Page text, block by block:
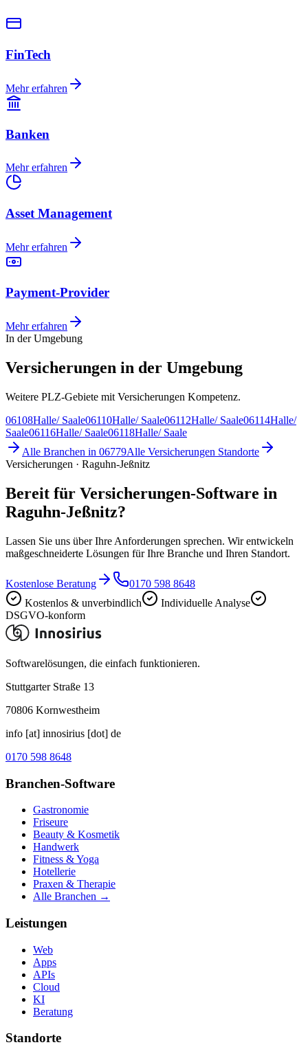
FinTech
Mehr erfahren
Banken
Mehr erfahren
Asset Management
Mehr erfahren
Payment-Provider
Mehr erfahren
In der Umgebung
Versicherungen in der Umgebung
Weitere PLZ-Gebiete mit Versicherungen Kompetenz.
06108Halle/ Saale06110Halle/ Saale06112Halle/ Saale06114Halle/
Saale06116Halle/ Saale06118Halle/ Saale
Alle Branchen in 06779Alle Versicherungen Standorte
Versicherungen · Raguhn-Jeßnitz
Bereit für Versicherungen-Software in
Raguhn-Jeßnitz?
Lassen Sie uns über Ihre Anforderungen sprechen. Wir entwickeln
maßgeschneiderte Lösungen für Ihre Branche und Ihren Standort.
Kostenlose Beratung
0170 598 8648
Kostenlos & unverbindlich
Individuelle Analyse
DSGVO-konform
Softwarelösungen, die einfach funktionieren.
Stuttgarter Straße 13
70806 Kornwestheim
info [at] innosirius [dot] de
0170 598 8648
Branchen-Software
Gastronomie
Friseure
Beauty & Kosmetik
Handwerk
Fitness & Yoga
Hotellerie
Praxen & Therapie
Alle Branchen →
Leistungen
Web
Apps
APIs
Cloud
KI
Beratung
Standorte